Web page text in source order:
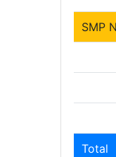
SMP
Total